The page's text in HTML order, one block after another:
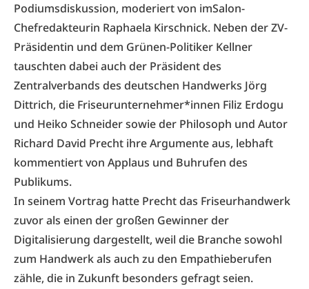
Podiumsdiskussion, moderiert von imSalon-
Chefredakteurin Raphaela Kirschnick. Neben der ZV-
Präsidentin und dem Grünen-Politiker Kellner
tauschten dabei auch der Präsident des
Zentralverbands des deutschen Handwerks Jörg
Dittrich, die Friseurunternehmer*innen Filiz Erdogu
und Heiko Schneider sowie der Philosoph und Autor
Richard David Precht ihre Argumente aus, lebhaft
kommentiert von Applaus und Buhrufen des
Publikums.
In seinem Vortrag hatte Precht das Friseurhandwerk
zuvor als einen der großen Gewinner der
Digitalisierung dargestellt, weil die Branche sowohl
zum Handwerk als auch zu den Empathieberufen
zähle, die in Zukunft besonders gefragt seien.